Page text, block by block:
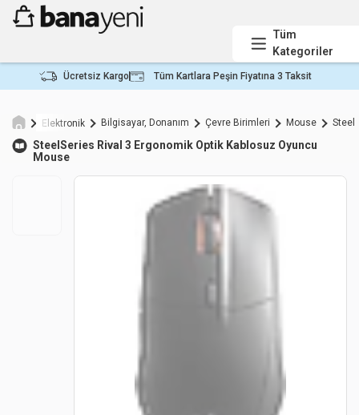
Tüm
Kategoriler
Ücretsiz Kargo Tüm Kartlara Peşin Fiyatına 3 Taksit
Elektronik Bilgisayar, Donanım Çevre Birimleri Mouse
SteelSeries Rival 3 Ergonomik Optik Kablosuz Oyuncu
Mouse